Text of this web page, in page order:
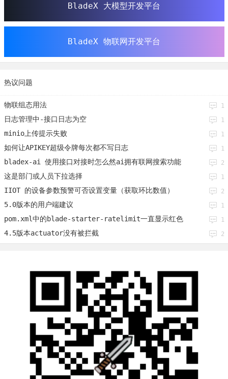
BladeX 大模型开发平台
BladeX 物联网开发平台
热议问题
物联组态用法 1
日志管理中-接口日志为空 1
minio上传提示失败 1
如何让APIKEY超级令牌每次都不写日志 1
bladex-ai 使用接口对接时怎么然ai拥有联网搜索功能 2
这是部门或人员下拉选择 1
IIOT 的设备参数预警可否设置变量（获取环比数值） 2
5.0版本的用户端建议 1
pom.xml中的blade-starter-ratelimit一直显示红色 1
4.5版本actuator没有被拦截 2